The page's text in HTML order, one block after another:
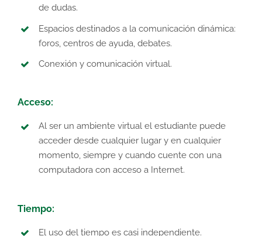
de dudas.
Espacios destinados a la comunicación dinámica:
foros, centros de ayuda, debates.
Conexión y comunicación virtual.
Acceso:
Al ser un ambiente virtual el estudiante puede
acceder desde cualquier lugar y en cualquier
momento, siempre y cuando cuente con una
computadora con acceso a Internet.
Tiempo:
El uso del tiempo es casi independiente.